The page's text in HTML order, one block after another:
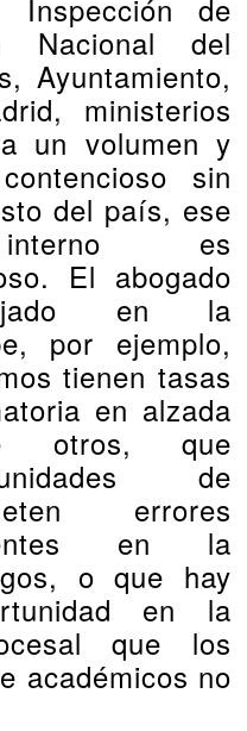
Inspección de
Nacional del
Ayuntamiento,
ministerios
un volumen y
sin
del país, ese
interno es
El abogado
en la
por ejemplo,
tienen tasas
en alzada
otros, que
de
errores
en la
o que hay
en la
que los
académicos no